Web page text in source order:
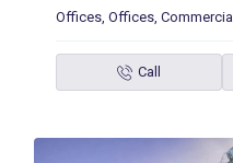
Offices,Offices,Commercial
Call